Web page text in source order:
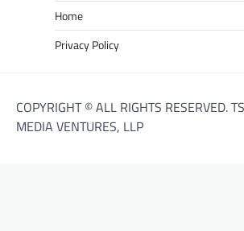
Home
Privacy Policy
COPYRIGHT © ALL RIGHTS RESERVED.
MEDIA VENTURES, LLP